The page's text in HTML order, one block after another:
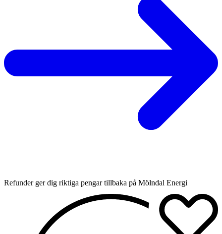
Refunder ger dig riktiga pengar tillbaka på Mölndal Energi